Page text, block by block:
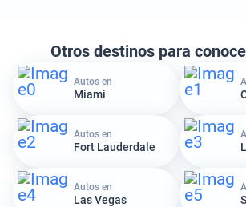
Otros destinos para
Autos en
Miami
Autos en
Fort Lauderdale
Autos en
Las Vegas